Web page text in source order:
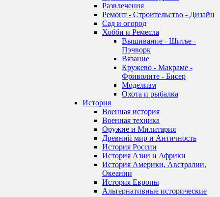
Развлечения
Ремонт - Строительство - Дизайн
Сад и огород
Хобби и Ремесла
Вышивание - Шитье -
Пэчворк
Вязание
Кружево - Макраме -
Фриволите - Бисер
Моделизм
Охота и рыбалка
История
Военная история
Военная техника
Оружие и Милитария
Древний мир и Античность
История России
История Азии и Африки
История Америки, Австралии,
Океании
История Европы
Альтернативные исторические